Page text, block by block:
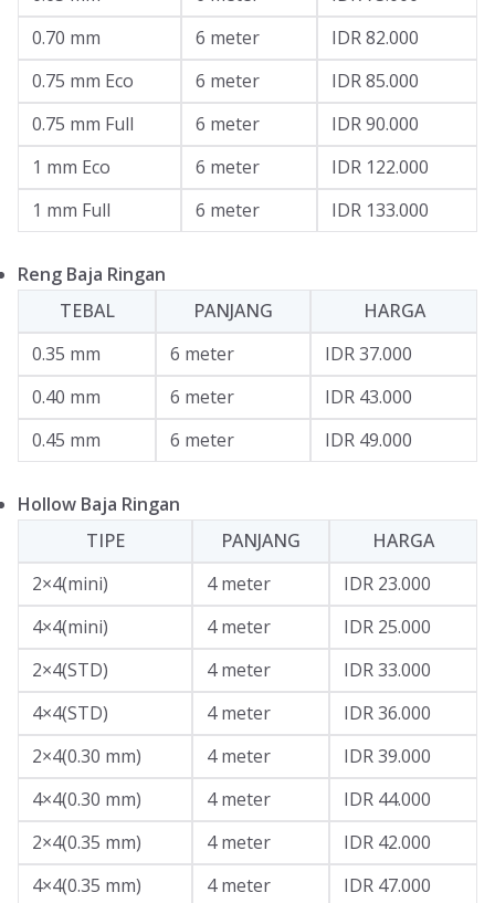
0.70 mm
6 meter
IDR 82.000
0.75 mm Eco
6 meter
IDR 85.000
0.75 mm Full
6 meter
IDR 90.000
1 mm Eco
6 meter
IDR 122.000
1 mm Full
6 meter IDR 133.000
Reng Baja Ringan
TEBAL
PANJANG
HARGA
0.35 mm
6 meter
IDR 37.000
0.40 mm
6 meter
IDR 43.000
0.45 mm
6 meter IDR 49.000
Hollow Baja Ringan
TIPE
PANJANG
HARGA
2×4(mini)
4 meter
IDR 23.000
4×4(mini)
4 meter
IDR 25.000
2×4(STD)
4 meter
IDR 33.000
4×4(STD)
4 meter
IDR 36.000
2×4(0.30 mm)
4 meter
IDR 39.000
4×4(0.30 mm)
4 meter
IDR 44.000
2×4(0.35 mm)
4 meter
IDR 42.000
4×4(0.35 mm)
4 meter
IDR 47.000